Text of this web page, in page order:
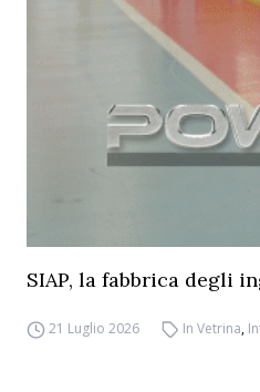
SIAP, la fabbrica degli
21 Luglio 2026 In Vetrina,